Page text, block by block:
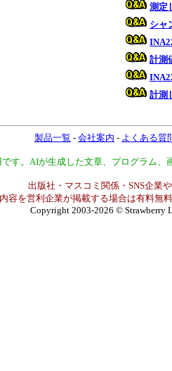
測定
シャ
計測
計測
製品一覧 - 会社案内 - よくある質
す。AIが生成した文章、プログラム
出版社・マスコミ関係・SNS企業
容を営利企業が掲載する場合は有料無
Copyright 2003-2026 © Strawberry